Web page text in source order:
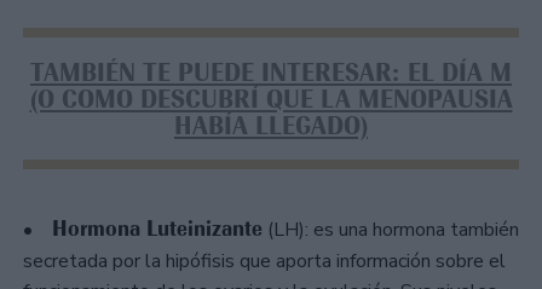
TAMBIÉN TE PUEDE INTERESAR: EL DÍA M
(O COMO DESCUBRÍ QUE LA MENOPAUSIA
HABÍA LLEGADO)
• Hormona Luteinizante (LH): es una hormona también
secretada por la hipófisis que aporta información sobre el